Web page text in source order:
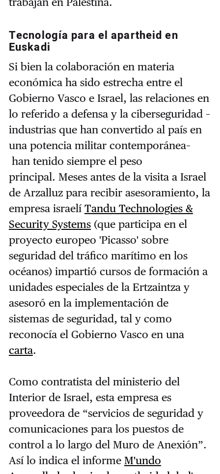
Tecnología para el apartheid en
Euskadi
Si bien la colaboración en materia
económica ha sido estrecha entre el
Gobierno Vasco e Israel, las relaciones en
lo referido a defensa y la ciberseguridad –
industrias que han convertido al país en
una potencia militar contemporánea–
han tenido siempre el peso
principal. Meses antes de la visita a Israel
de Arzalluz para recibir asesoramiento, la
empresa israelí Tandu Technologies &
Security Systems(que participa en el
proyecto europeo 'Picasso' sobre
seguridad del tráfico marítimo en los
océanos)impartió cursos de formación a
unidades especiales de la Ertzaintza y
asesoró en la implementación de
sistemas de seguridad, tal y como
reconocía el Gobierno Vasco en una
carta.
Como contratista del ministerio del
Interior de Israel, esta empresa es
proveedora de “servicios de seguridad y
comunicaciones para los puestos de
control a lo largo del Muro de Anexión”.
Así lo indica el informe M'undo